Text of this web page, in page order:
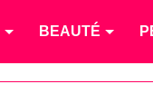
BEAUTÉ